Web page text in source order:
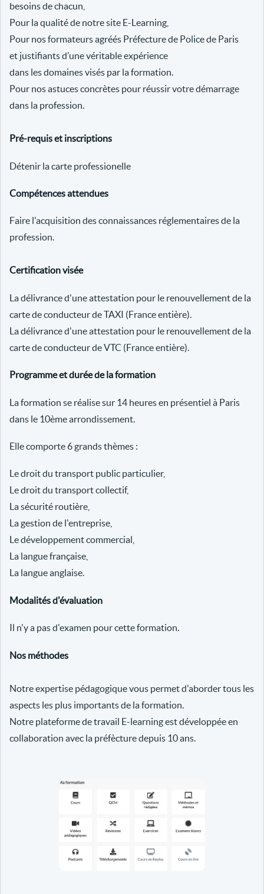
besoins de chacun,
Pour la qualité de notre site E-Learning,
Pour nos formateurs agréés Préfecture de Police de Paris
et justifiants d’une véritable expérience
dans les domaines visés par la formation.
Pour nos astuces concrètes pour réussir votre démarrage
dans la profession.
Pré-requis et inscriptions
Détenir la carte professionelle
Compétences attendues
Faire l'acquisition des connaissances réglementaires de la
profession.
Certification visée
La délivrance d'une attestation pour le renouvellement de la
carte de conducteur de TAXI (France entière).
La délivrance d'une attestation pour le renouvellement de la
carte de conducteur de VTC (France entière).
Programme et durée de la formation
La formation se réalise sur 14 heures en présentiel à Paris
dans le 10ème arrondissement.
Elle comporte 6 grands thèmes :
Le droit du transport public particulier,
Le droit du transport collectif,
La sécurité routière,
La gestion de l'entreprise,
Le développement commercial,
La langue française,
La langue anglaise.
Modalités d'évaluation
Il n'y a pas d'examen pour cette formation.
Nos méthodes
Notre expertise pédagogique vous permet d'aborder tous les
aspects les plus importants de la formation.
Notre plateforme de travail E-learning est développée en
collaboration avec la préfècture depuis 10 ans.